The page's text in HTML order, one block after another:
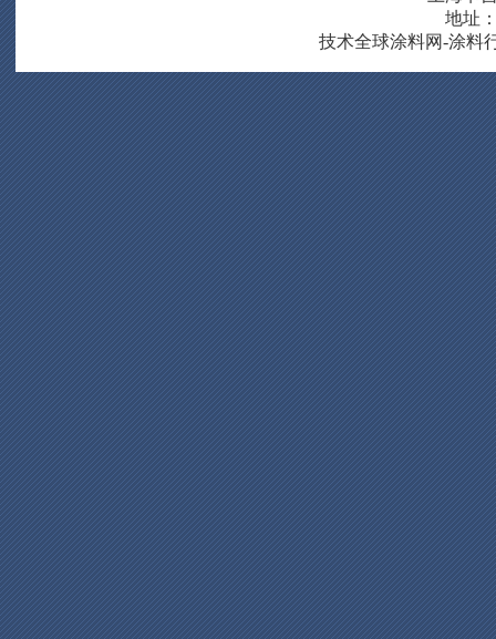
地址
技术全球涂料网-涂料